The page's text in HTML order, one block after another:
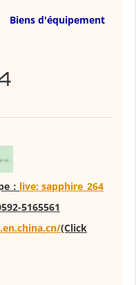
Biens d'équipement
： live: sapphire_264
5165561
(Click